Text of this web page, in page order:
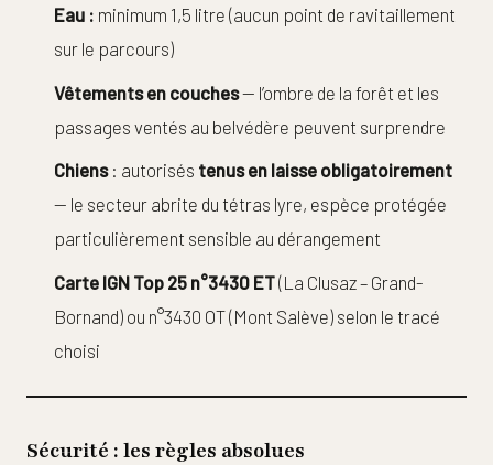
Eau : minimum 1,5 litre (aucun point de ravitaillement
sur le parcours)
Vêtements en couches— l’ombre de la forêt et les
passages ventés au belvédère peuvent surprendre
Chiens: autorisés tenus en laisse obligatoirement
— le secteur abrite du tétras lyre, espèce protégée
particulièrement sensible au dérangement
Carte IGN Top 25 n°3430 ET(La Clusaz – Grand-
Bornand) ou n°3430 OT (Mont Salève) selon le tracé
choisi
Sécurité : les règles absolues